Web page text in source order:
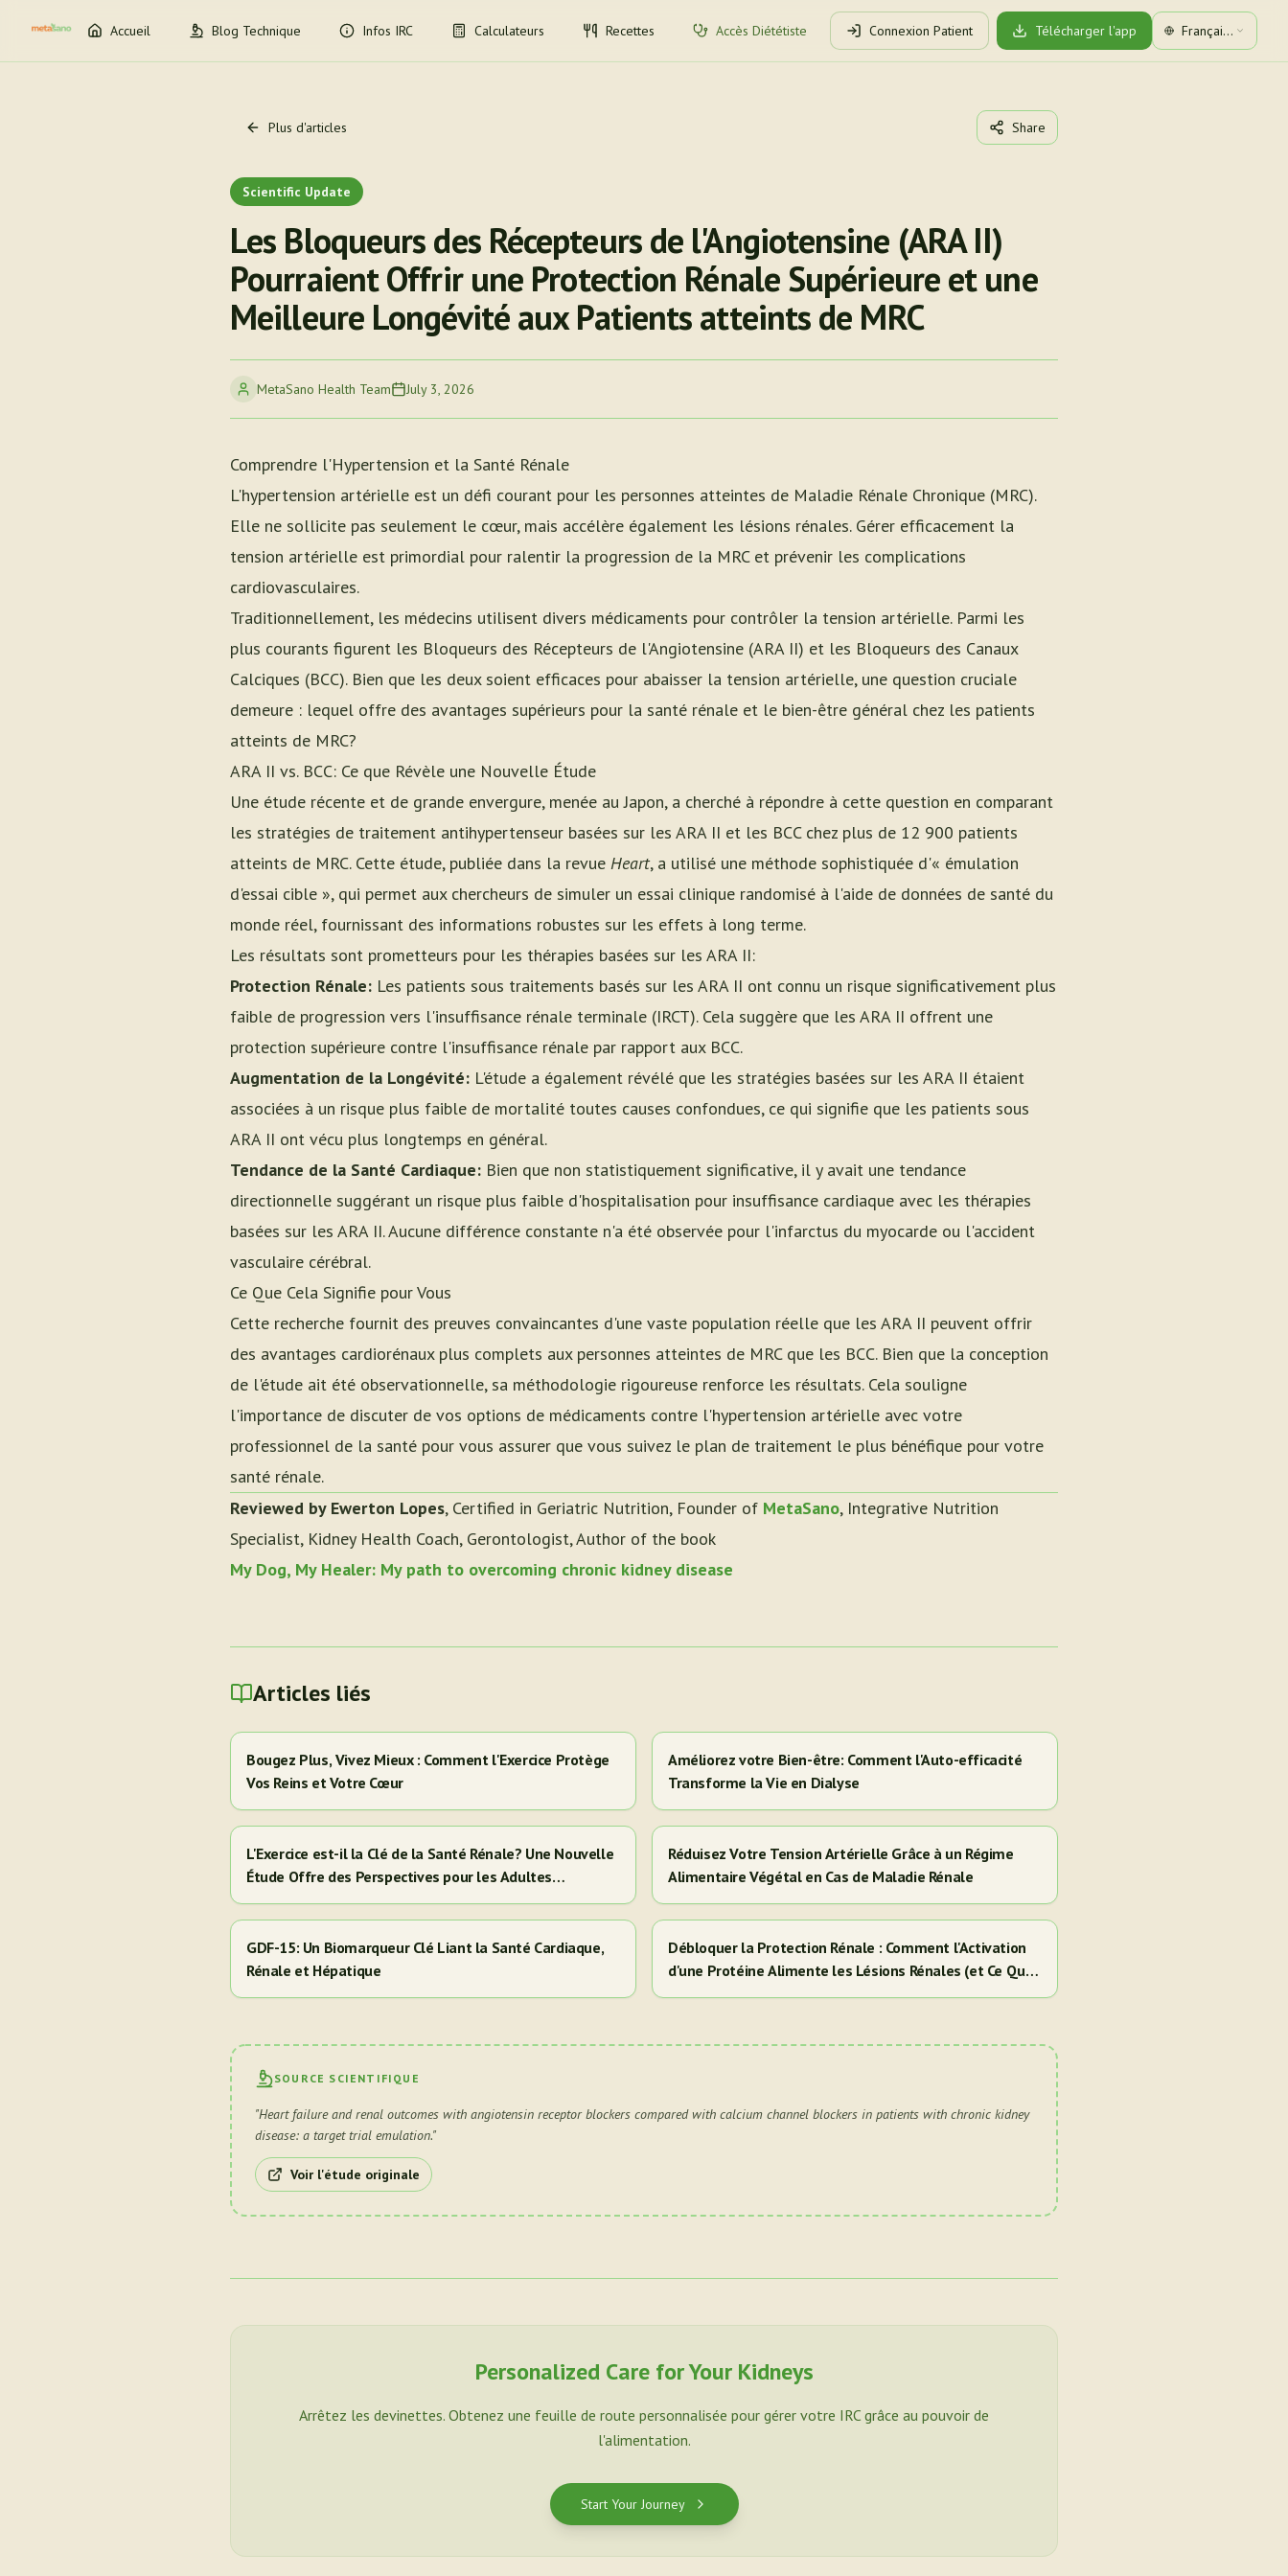
Accueil Blog Technique Infos IRC Calculateurs Recettes Accès Diététiste Connexion Patient Télécharger l'app
Français
(Canada)
Plus d'articles Share
Scientific Update
Les Bloqueurs des Récepteurs de l'Angiotensine (ARA II)
Pourraient Offrir une Protection Rénale Supérieure et une
Meilleure Longévité aux Patients atteints de MRC
MetaSano Health Team July 3, 2026
Comprendre l'Hypertension et la Santé Rénale
L'hypertension artérielle est un défi courant pour les personnes atteintes de Maladie Rénale Chronique (MRC).
Elle ne sollicite pas seulement le cœur, mais accélère également les lésions rénales. Gérer efficacement la
tension artérielle est primordial pour ralentir la progression de la MRC et prévenir les complications
cardiovasculaires.
Traditionnellement, les médecins utilisent divers médicaments pour contrôler la tension artérielle. Parmi les
plus courants figurent les Bloqueurs des Récepteurs de l'Angiotensine (ARA II) et les Bloqueurs des Canaux
Calciques (BCC). Bien que les deux soient efficaces pour abaisser la tension artérielle, une question cruciale
demeure : lequel offre des avantages supérieurs pour la santé rénale et le bien-être général chez les patients
atteints de MRC?
ARA II vs. BCC: Ce que Révèle une Nouvelle Étude
Une étude récente et de grande envergure, menée au Japon, a cherché à répondre à cette question en comparant
les stratégies de traitement antihypertenseur basées sur les ARA II et les BCC chez plus de 12 900 patients
atteints de MRC. Cette étude, publiée dans la revue Heart, a utilisé une méthode sophistiquée d'« émulation
d'essai cible », qui permet aux chercheurs de simuler un essai clinique randomisé à l'aide de données de santé du
monde réel, fournissant des informations robustes sur les effets à long terme.
Les résultats sont prometteurs pour les thérapies basées sur les ARA II:
Protection Rénale: Les patients sous traitements basés sur les ARA II ont connu un risque significativement plus
faible de progression vers l'insuffisance rénale terminale (IRCT). Cela suggère que les ARA II offrent une
protection supérieure contre l'insuffisance rénale par rapport aux BCC.
Augmentation de la Longévité: L'étude a également révélé que les stratégies basées sur les ARA II étaient
associées à un risque plus faible de mortalité toutes causes confondues, ce qui signifie que les patients sous
ARA II ont vécu plus longtemps en général.
Tendance de la Santé Cardiaque: Bien que non statistiquement significative, il y avait une tendance
directionnelle suggérant un risque plus faible d'hospitalisation pour insuffisance cardiaque avec les thérapies
basées sur les ARA II. Aucune différence constante n'a été observée pour l'infarctus du myocarde ou l'accident
vasculaire cérébral.
Ce Que Cela Signifie pour Vous
Cette recherche fournit des preuves convaincantes d'une vaste population réelle que les ARA II peuvent offrir
des avantages cardiorénaux plus complets aux personnes atteintes de MRC que les BCC. Bien que la conception
de l'étude ait été observationnelle, sa méthodologie rigoureuse renforce les résultats. Cela souligne
l'importance de discuter de vos options de médicaments contre l'hypertension artérielle avec votre
professionnel de la santé pour vous assurer que vous suivez le plan de traitement le plus bénéfique pour votre
santé rénale.
Reviewed by Ewerton Lopes, Certified in Geriatric Nutrition, Founder of MetaSano, Integrative Nutrition
Specialist, Kidney Health Coach, Gerontologist, Author of the book
My Dog, My Healer: My path to overcoming chronic kidney disease
Articles liés
Bougez Plus, Vivez Mieux : Comment l'Exercice Protège
Vos Reins et Votre Cœur
Améliorez votre Bien-être: Comment l'Auto-efficacité
Transforme la Vie en Dialyse
L'Exercice est-il la Clé de la Santé Rénale? Une Nouvelle
Étude Offre des Perspectives pour les Adultes
Hispaniques/Latinos
Réduisez Votre Tension Artérielle Grâce à un Régime
Alimentaire Végétal en Cas de Maladie Rénale
GDF-15: Un Biomarqueur Clé Liant la Santé Cardiaque,
Rénale et Hépatique
Débloquer la Protection Rénale : Comment l'Activation
d'une Protéine Alimente les Lésions Rénales (et Ce Que
Cela Signifie Pour Vous)
SOURCE SCIENTIFIQUE
"Heart failure and renal outcomes with angiotensin receptor blockers compared with calcium channel blockers in patients with chronic kidney
disease: a target trial emulation."
Voir l'étude originale
Personalized Care for Your Kidneys
Arrêtez les devinettes. Obtenez une feuille de route personnalisée pour gérer votre IRC grâce au pouvoir de
l'alimentation.
Start Your Journey